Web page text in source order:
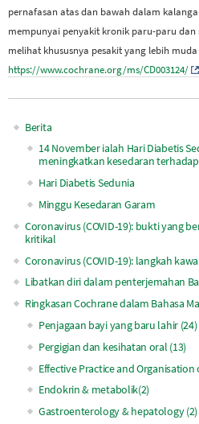
pernafasan atas dan bawah dalam
mempunyai penyakit kronik paru-paru
melihat khususnya pesakit yang lebih
https://www.cochrane.org/ms/CD003124/
Main
navigation
Berita
14 November ialah Hari Diabetis
meningkatkan kesedaran
Hari Diabetis Sedunia
Minggu Kesedaran Garam
Coronavirus (COVID-19): bukti yang
kritikal
Coronavirus (COVID-19): langkah
Libatkan diri dalam penterjemahan
Ringkasan Cochrane dalam Bahasa
Penjagaan bayi yang baru lahir (24)
Pergigian dan kesihatan oral (13)
Effective Practice and Organisation
Endokrin & metabolik(2)
Gastroenterology & hepatology (2)